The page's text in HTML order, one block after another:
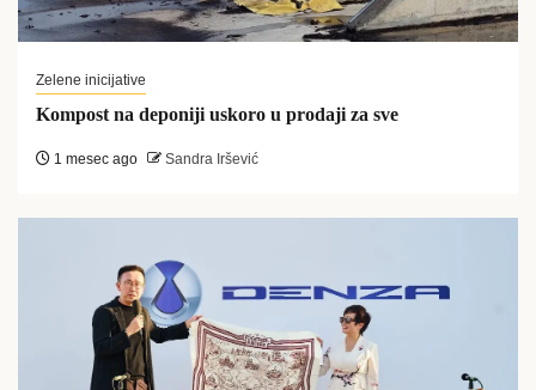
Zelene inicijative
Kompost na deponiji uskoro u prodaji za sve
1 mesec ago Sandra Iršević